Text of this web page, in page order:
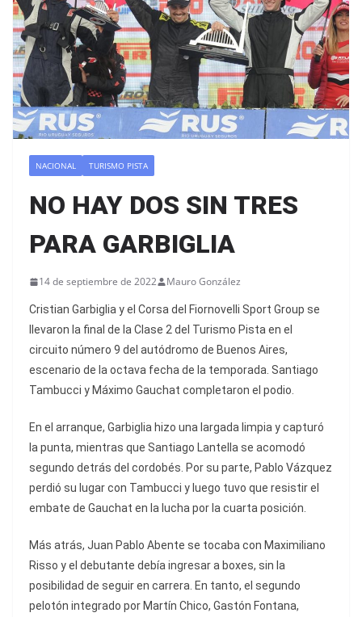
NACIONAL TURISMO PISTA
NO HAY DOS SIN TRES
PARA GARBIGLIA
14 de septiembre de 2022 Mauro González
Cristian Garbiglia y el Corsa del Fiornovelli Sport Group se
llevaron la final de la Clase 2 del Turismo Pista en el
circuito número 9 del autódromo de Buenos Aires,
escenario de la octava fecha de la temporada. Santiago
Tambucci y Máximo Gauchat completaron el podio.
En el arranque, Garbiglia hizo una largada limpia y capturó
la punta, mientras que Santiago Lantella se acomodó
segundo detrás del cordobés. Por su parte, Pablo Vázquez
perdió su lugar con Tambucci y luego tuvo que resistir el
embate de Gauchat en la lucha por la cuarta posición.
Más atrás, Juan Pablo Abente se tocaba con Maximiliano
Risso y el debutante debía ingresar a boxes, sin la
posibilidad de seguir en carrera. En tanto, el segundo
pelotón integrado por Martín Chico, Gastón Fontana,